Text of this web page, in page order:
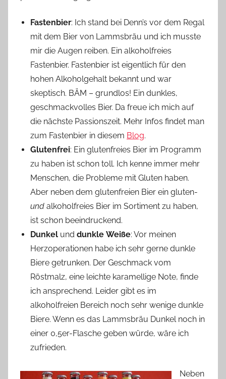
Fastenbier: Ich stand bei Denn’s vor dem Regal
mit dem Bier von Lammsbräu und ich musste
mir die Augen reiben. Ein alkoholfreies
Fastenbier. Fastenbier ist eigentlich für den
hohen Alkoholgehalt bekannt und war
skeptisch. BÄM – grundlos! Ein dunkles,
geschmackvolles Bier. Da freue ich mich auf
die nächste Passionszeit. Mehr Infos findet man
zum Fastenbier in diesem Blog.
Glutenfrei: Ein glutenfreies Bier im Programm
zu haben ist schon toll. Ich kenne immer mehr
Menschen, die Probleme mit Gluten haben.
Aber neben dem glutenfreien Bier ein gluten-
und alkoholfreies Bier im Sortiment zu haben,
ist schon beeindruckend.
Dunkel und dunkle Weiße: Vor meinen
Herzoperationen habe ich sehr gerne dunkle
Biere getrunken. Der Geschmack vom
Röstmalz, eine leichte karamellige Note, finde
ich ansprechend. Leider gibt es im
alkoholfreien Bereich noch sehr wenige dunkle
Biere. Wenn es das Lammsbräu Dunkel noch in
einer 0,5er-Flasche geben würde, wäre ich
zufrieden.
Neben